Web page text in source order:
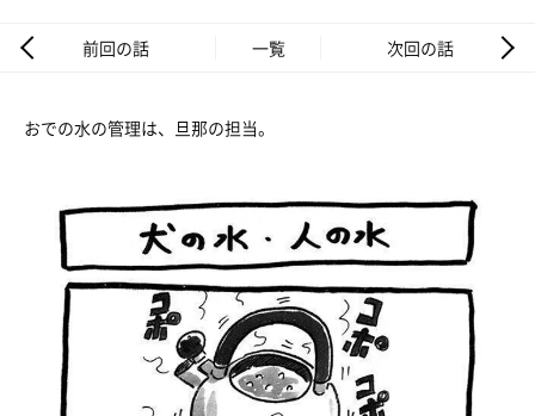
前回の話 一覧 次回の話
おでの水の管理は、旦那の担当。